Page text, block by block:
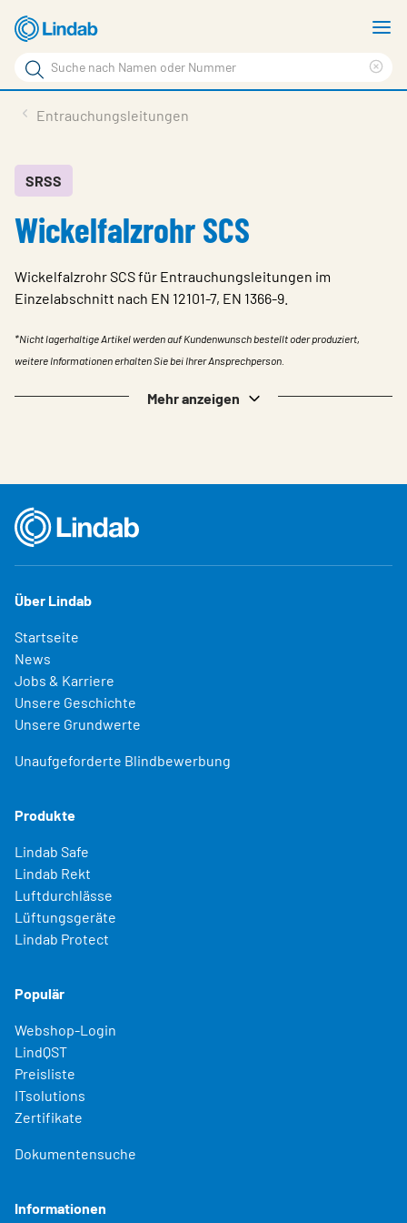
Zum
Hauptinhalt
Suchbegriff
Seite
durchsuchen
Im Fokus
Über Lindab
Downloads
Einloggen
Entrauchungsleitungen
SRSS
Wickelfalzrohr SCS
Wickelfalzrohr SCS für Entrauchungsleitungen im
Einzelabschnitt nach EN 12101-7, EN 1366-9.
*Nicht lagerhaltige Artikel werden auf Kundenwunsch bestellt oder produziert,
weitere Informationen erhalten Sie bei Ihrer Ansprechperson.
Mehr anzeigen
Über Lindab
Startseite
News
Jobs & Karriere
Unsere Geschichte
Unsere Grundwerte
Unaufgeforderte Blindbewerbung
Produkte
Lindab Safe
Lindab Rekt
Luftdurchlässe
Lüftungsgeräte
Lindab Protect
Populär
Webshop-Login
LindQST
Preisliste
ITsolutions
Zertifikate
Dokumentensuche
Informationen